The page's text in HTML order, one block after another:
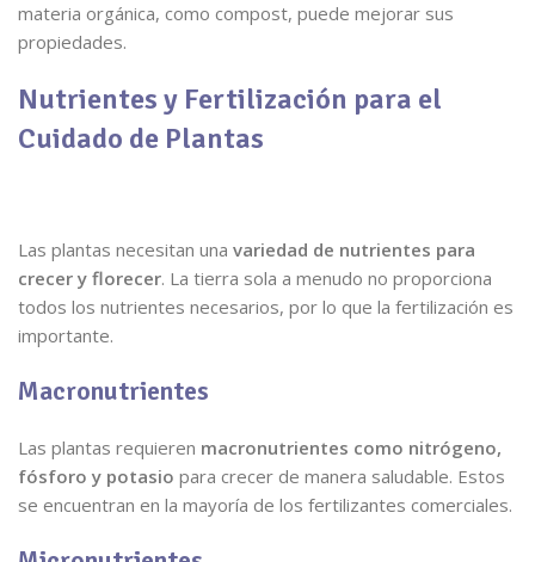
materia orgánica, como compost, puede mejorar sus
propiedades.
Nutrientes y Fertilización para el
Cuidado de Plantas
Las plantas necesitan una variedad de nutrientes para
crecer y florecer. La tierra sola a menudo no proporciona
todos los nutrientes necesarios, por lo que la fertilización es
importante.
Macronutrientes
Las plantas requieren macronutrientes como nitrógeno,
fósforo y potasio para crecer de manera saludable. Estos
se encuentran en la mayoría de los fertilizantes comerciales.